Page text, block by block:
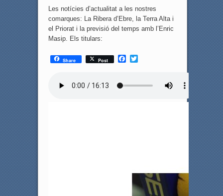
Les notícies d’actualitat a les nostres
comarques: La Ribera d’Ebre, la Terra Alta i
el Priorat i la previsió del temps amb l’Enric
Masip. Els titulars:
Share Post
F
T